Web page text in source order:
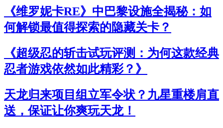
《维罗妮卡RE》中巴黎设施全揭秘：如
何解锁最值得探索的隐藏关卡？
《超级忍的斩击试玩评测：为何这款经典
忍者游戏依然如此精彩？》
天龙归来项目组立军令状？九星重楼肩直
送，保证让你爽玩天龙！